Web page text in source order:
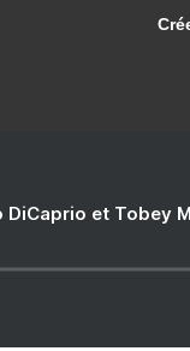
DiCaprio et Tobey